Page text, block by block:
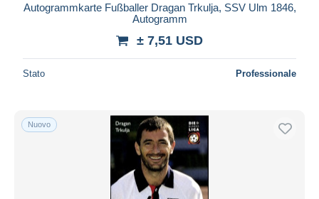
Autogrammkarte Fußballer Dragan Trkulja, SSV Ulm 1846,
Autogramm
± 7,51 USD
Stato Professionale
Nuovo